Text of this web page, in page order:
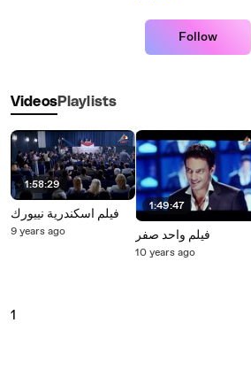
Follow
VideosPlaylists
1:58:29
فيلم اسكندرية نييورك
9 years ago
1:49:47
فيلم واحد صفر
10 years ago
1